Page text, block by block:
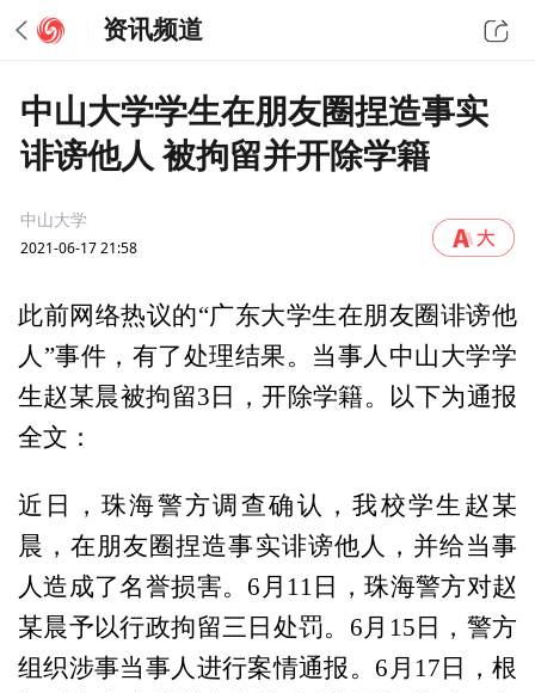
资讯频道
中山大学学生在朋友圈捏造事实
诽谤他人 被拘留并开除学籍
中山大学
2021-06-17 21:58
此前网络热议的“广东大学生在朋友圈诽谤他
人”事件，有了处理结果。当事人中山大学学
生赵某晨被拘留3日，开除学籍。以下为通报
全文：
近日，珠海警方调查确认，我校学生赵某
晨，在朋友圈捏造事实诽谤他人，并给当事
人造成了名誉损害。6月11日，珠海警方对赵
某晨予以行政拘留三日处罚。6月15日，警方
组织涉事当事人进行案情通报。6月17日，根